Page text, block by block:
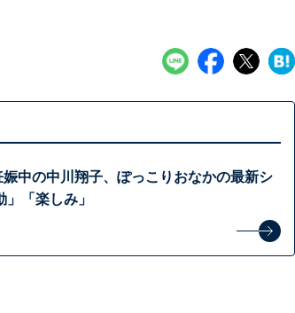
娠中の中川翔子、ぽっこりおなかの最新シ
「楽しみ」